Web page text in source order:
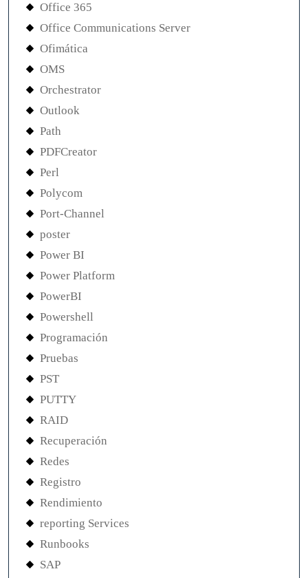
Office 365
Office Communications Server
Ofimática
OMS
Orchestrator
Outlook
Path
PDFCreator
Perl
Polycom
Port-Channel
poster
Power BI
Power Platform
PowerBI
Powershell
Programación
Pruebas
PST
PUTTY
RAID
Recuperación
Redes
Registro
Rendimiento
reporting Services
Runbooks
SAP